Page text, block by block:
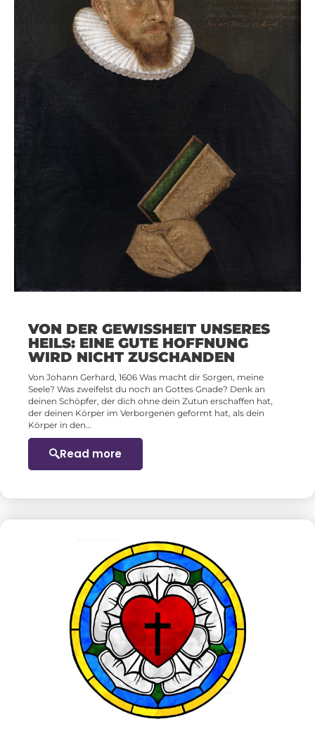
VON DER GEWISSHEIT UNSERES
HEILS: EINE GUTE HOFFNUNG
WIRD NICHT ZUSCHANDEN
Von Johann Gerhard, 1606 Was macht dir Sorgen, meine
Seele? Was zweifelst du noch an Gottes Gnade? Denk an
deinen Schöpfer, der dich ohne dein Zutun erschaffen hat,
der deinen Körper im Verborgenen geformt hat, als dein
Körper in den…
Read more